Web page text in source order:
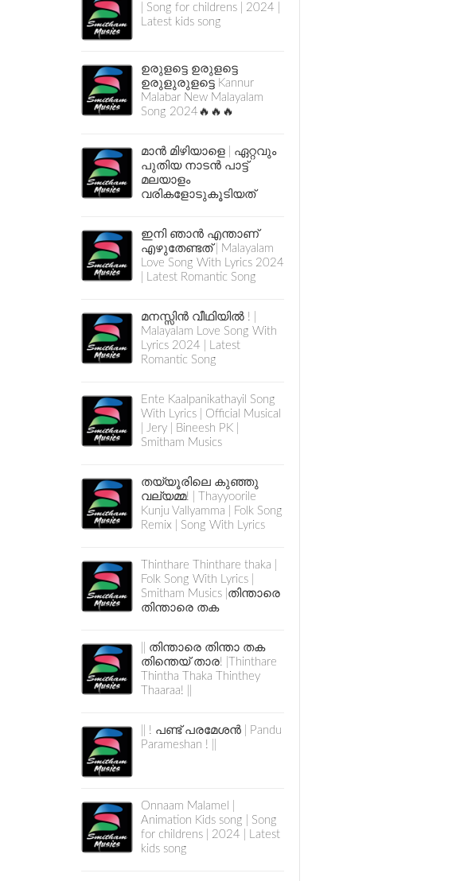
| Song for childrens | 2024 |
Latest kids song
ഉരുളട്ടെ ഉരുളട്ടെ
ഉരുളുരുളട്ടെ Kannur
Malabar New Malayalam
Song 2024🔥🔥🔥
മാൻ മിഴിയാളെ | ഏറ്റവും
പുതിയ നാടൻ പാട്ട്
മലയാളം
വരികളോടുകൂടിയത്
ഇനി ഞാൻ എന്താണ്
എഴുതേണ്ടത് | Malayalam
Love Song With Lyrics 2024
| Latest Romantic Song
മനസ്സിൻ വീഥിയിൽ ! |
Malayalam Love Song With
Lyrics 2024 | Latest
Romantic Song
Ente Kaalpanikathayil Song
With Lyrics | Official Musical
| Jery | Bineesh PK |
Smitham Musics
തയ്യൂരിലെ കുഞ്ഞു
വല്യമ്മ! | Thayyoorile
Kunju Vallyamma | Folk Song
Remix | Song With Lyrics
Thinthare Thinthare thaka |
Folk Song With Lyrics |
Smitham Musics |തിന്താരെ
തിന്താരെ തക
|| തിന്താരെ തിന്താ തക
തിന്തെയ് താര! |Thinthare
Thintha Thaka Thinthey
Thaaraa! ||
|| ! പണ്ട് പരമേശൻ | Pandu
Parameshan ! ||
Onnaam Malamel |
Animation Kids song | Song
for childrens | 2024 | Latest
kids song